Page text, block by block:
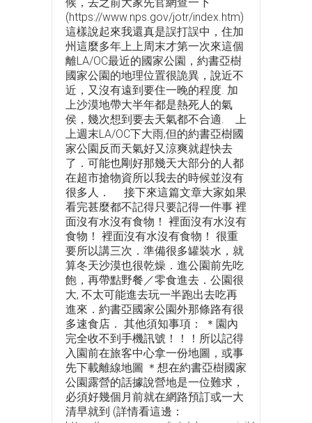
(https://www.nps.gov/jotr/index.htm)
這樣說起來我還真是誤打誤中，住加
州這麼多年上上周末才第一次來這個
離LA/OC最近的國家公園，約書亞樹
國家公園的地理位置很詭異，說近不
近，又沒有遠到要住一晚的程度. 加
上沙漠地帶大半年都是熱死人的氣
侯，幾次想到要去天氣都不合適. 上
上週末LA/OC下大雨,但的約書亞樹國
家公園反而天氣好又涼爽就趕快去
了．可能也剛好那幾天大部分的人都
在超市搶物資所以我去的時候並沒有
很多人． 接下來這篇文章大家如果
看完甚麼都不記得只要記得一件事 裡
面沒有水沒有食物！ 裡面沒有水沒有
食物！ 裡面沒有水沒有食物！ 很重
要所以講三次．準備很多罐裝水，就
算冬天沙漠也很乾燥．進公園前先吃
飽，再帶點野餐／零食進去．公園很
大, 不太可能進去玩一半跑出去吃再
進來．約書亞國家公園外那條路有很
多速食店． 其他須知事項： ＊園內
完全收不到手機訊號！！！所以記得
入園前在旅客中心拿一份地圖，或事
先下載離線地圖 ＊想在約書亞樹國家
公園露營的話據說營地是一位難求，
必須好幾個月前就在網路預訂或一大
清早就到 (詳情看這邊：